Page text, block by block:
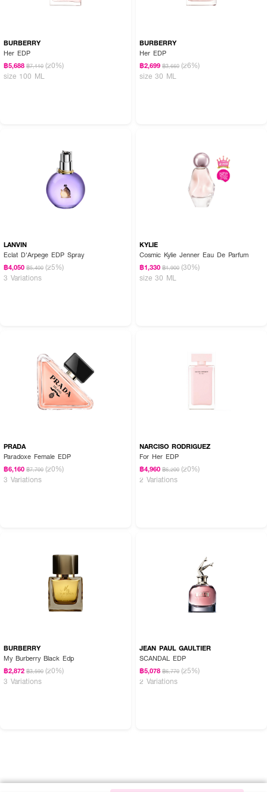
BURBERRY
Her EDP
฿5,688 ฿7,110 (20%)
size 100 ML
BURBERRY
Her EDP
฿2,699 ฿3,660 (26%)
size 30 ML
LANVIN
Eclat D'Arpege EDP Spray
฿4,050 ฿5,400 (25%)
3 Variations
KYLIE
Cosmic Kylie Jenner Eau De Parfum
฿1,330 ฿1,900 (30%)
size 30 ML
PRADA
Paradoxe Female EDP
฿6,160 ฿7,700 (20%)
3 Variations
NARCISO RODRIGUEZ
For Her EDP
฿4,960 ฿6,200 (20%)
2 Variations
BURBERRY
My Burberry Black Edp
฿2,872 ฿3,590 (20%)
3 Variations
JEAN PAUL GAULTIER
SCANDAL EDP
฿5,078 ฿6,770 (25%)
2 Variations